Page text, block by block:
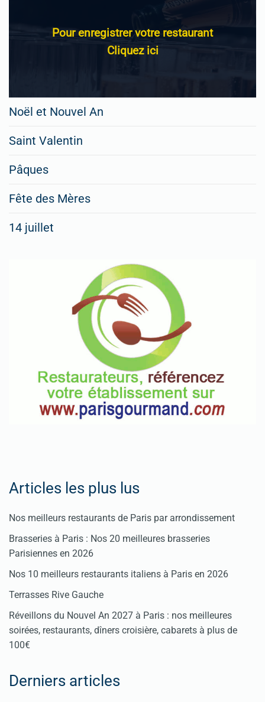
Pour enregistrer votre restaurant
Cliquez ici
Noël et Nouvel An
Saint Valentin
Pâques
Fête des Mères
14 juillet
Articles les plus lus
Nos meilleurs restaurants de Paris par arrondissement
Brasseries à Paris : Nos 20 meilleures brasseries
Parisiennes en 2026
Nos 10 meilleurs restaurants italiens à Paris en 2026
Terrasses Rive Gauche
Réveillons du Nouvel An 2027 à Paris : nos meilleures
soirées, restaurants, dîners croisière, cabarets à plus de
100€
Derniers articles